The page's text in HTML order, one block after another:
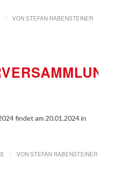
/ VONSTEFAN RABENSTEINER
findet am 20.01.2024 in
/ VONSTEFAN RABENSTEINER